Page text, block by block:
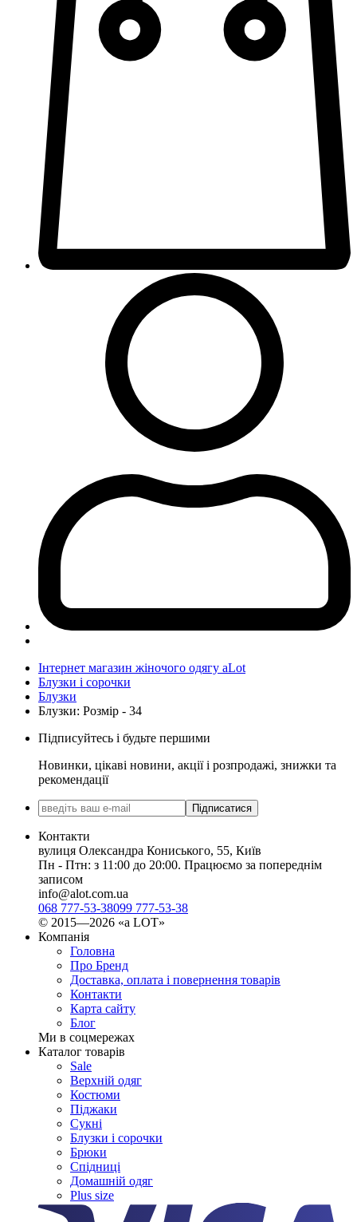
Інтернет магазин жіночого одягу aLot
Блузки і сорочки
Блузки
Блузки: Розмір - 34
Підписуйтесь і будьте першими
Новинки, цікаві новини, акції і розпродажі, знижки та
рекомендації
Підписатися
Контакти
вулиця Олександра Кониського, 55, Київ
Пн - Птн: з 11:00 до 20:00. Працюємо за попереднім
записом
info@alot.com.ua
068 777-53-38099 777-53-38
© 2015—2026 «а LOT»
Компанія
Головна
Про Бренд
Доставка, оплата і повернення товарів
Контакти
Карта сайту
Блог
Ми в соцмережах
Каталог товарів
Sale
Верхній одяг
Костюми
Піджаки
Сукні
Блузки і сорочки
Брюки
Спідниці
Домашній одяг
Plus size